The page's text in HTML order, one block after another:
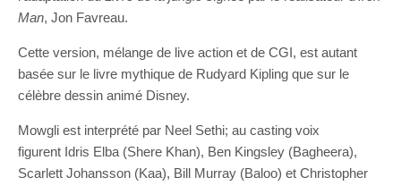
Man, Jon Favreau.
Cette version, mélange de live action et de CGI, est autant
basée sur le livre mythique de Rudyard Kipling que sur le
célèbre dessin animé Disney.
Mowgli est interprété par Neel Sethi; au casting voix
figurent Idris Elba (Shere Khan), Ben Kingsley (Bagheera),
Scarlett Johansson (Kaa), Bill Murray (Baloo) et Christopher